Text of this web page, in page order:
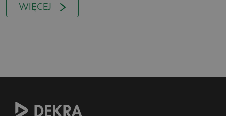
WIĘCEJ